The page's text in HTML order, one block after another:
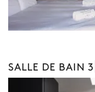
SALLE DE BAIN 3